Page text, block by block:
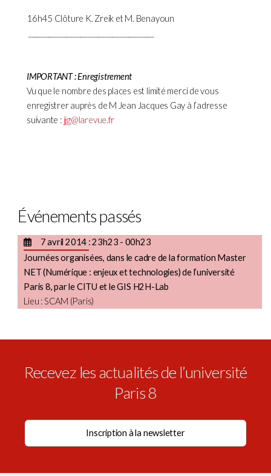
16h45 Clôture K. Zreik et M. Benayoun
IMPORTANT : Enregistrement
Vu que le nombre des places est limité merci de vous
enregistrer auprès de M Jean Jacques Gay à l’adresse
suivante : jjg@larevue.fr
Événements passés
7 avril 2014 : 23h23 - 00h23
Journées organisées, dans le cadre de la formation Master
NET (Numérique : enjeux et technologies) de l’université
Paris 8, par le CITU et le GIS H2H-Lab
Lieu : SCAM (Paris)
Recevez les actualités de l’université
Paris 8